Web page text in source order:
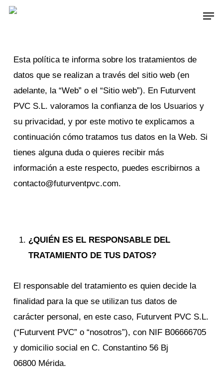
Skip
Esta política te informa sobre los tratamientos de
datos que se realizan a través del sitio web (en
adelante, la “Web” o el “Sitio web”). En Futurvent
PVC S.L. valoramos la confianza de los Usuarios y
su privacidad, y por este motivo te explicamos a
continuación cómo tratamos tus datos en la Web. Si
tienes alguna duda o quieres recibir más
información a este respecto, puedes escribirnos a
contacto@futurventpvc.com.
¿QUIÉN ES EL RESPONSABLE DEL
TRATAMIENTO DE TUS DATOS?
El responsable del tratamiento es quien decide la
finalidad para la que se utilizan tus datos de
carácter personal, en este caso, Futurvent PVC S.L.
(“Futurvent PVC” o “nosotros”), con NIF B06666705
y domicilio social en C. Constantino 56 Bj
06800 Mérida.